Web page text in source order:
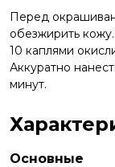
Перед
обезжирить
10 каплями
Аккуратно
минут.
Основные